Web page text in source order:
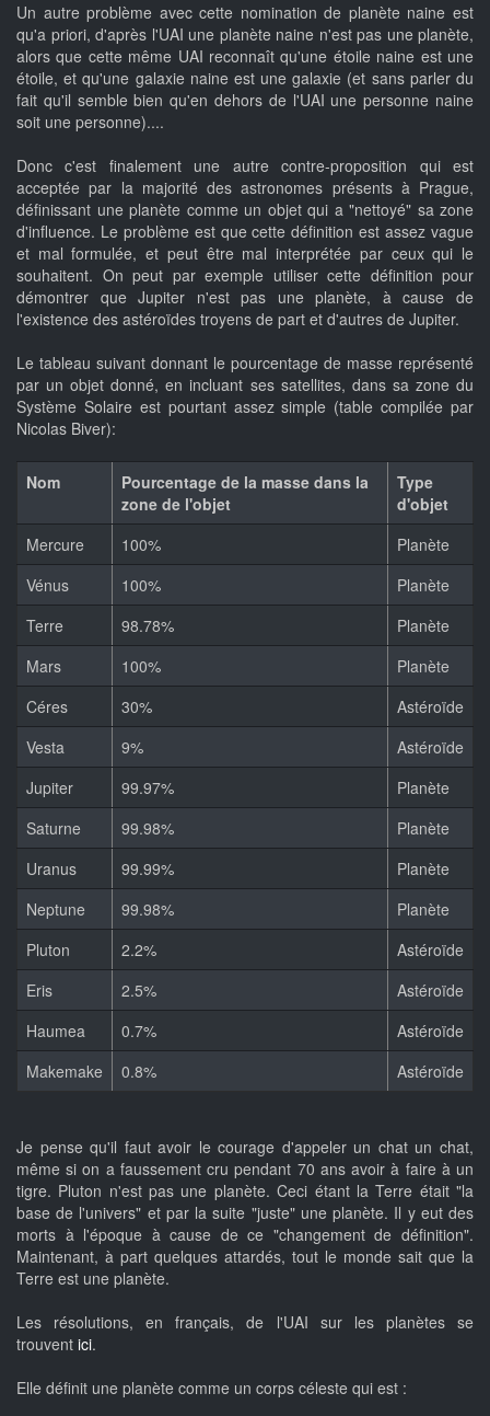
Un autre problème avec cette nomination de planète naine est
qu'a priori, d'après l'UAI une planète naine n'est pas une planète,
alors que cette même UAI reconnaît qu'une étoile naine est une
étoile, et qu'une galaxie naine est une galaxie (et sans parler du
fait qu'il semble bien qu'en dehors de l'UAI une personne naine
soit une personne)....
Donc c'est finalement une autre contre-proposition qui est
acceptée par la majorité des astronomes présents à Prague,
définissant une planète comme un objet qui a "nettoyé" sa zone
d'influence. Le problème est que cette définition est assez vague
et mal formulée, et peut être mal interprétée par ceux qui le
souhaitent. On peut par exemple utiliser cette définition pour
démontrer que Jupiter n'est pas une planète, à cause de
l'existence des astéroïdes troyens de part et d'autres de Jupiter.
Le tableau suivant donnant le pourcentage de masse représenté
par un objet donné, en incluant ses satellites, dans sa zone du
Système Solaire est pourtant assez simple (table compilée par
Nicolas Biver):
Nom
Pourcentage de la masse dans la
zone de l'objet
Type
d'objet
Mercure
100%
Planète
Vénus
100%
Planète
Terre
98.78%
Planète
Mars
100%
Planète
Céres
30%
Astéroïde
Vesta
9%
Astéroïde
Jupiter
99.97%
Planète
Saturne
99.98%
Planète
Uranus
99.99%
Planète
Neptune
99.98%
Planète
Pluton
2.2%
Astéroïde
Eris
2.5%
Astéroïde
Haumea
0.7%
Astéroïde
Makemake
0.8% Astéroïde
Je pense qu'il faut avoir le courage d'appeler un chat un chat,
même si on a faussement cru pendant 70 ans avoir à faire à un
tigre. Pluton n'est pas une planète. Ceci étant la Terre était "la
base de l'univers" et par la suite "juste" une planète. Il y eut des
morts à l'époque à cause de ce "changement de définition".
Maintenant, à part quelques attardés, tout le monde sait que la
Terre est une planète.
Les résolutions, en français, de l'UAI sur les planètes se
trouvent ici.
Elle définit une planète comme un corps céleste qui est :